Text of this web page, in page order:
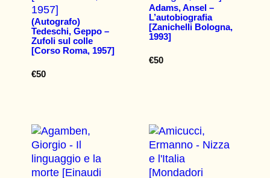
(Autografo)
Tedeschi, Geppo –
Zufoli sul colle
[Corso Roma, 1957]
€50
Adams, Ansel –
L’autobiografia
[Zanichelli Bologna,
1993]
€50